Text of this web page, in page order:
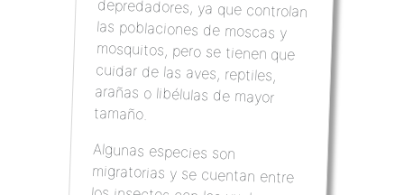
tamaño.
Algunas especies son
migratorias y se cuentan entre
los insectos con los vuelos
migratorios más largos. Pueden
volar a grandes velocidades e
incluso atrapar sus presas en el